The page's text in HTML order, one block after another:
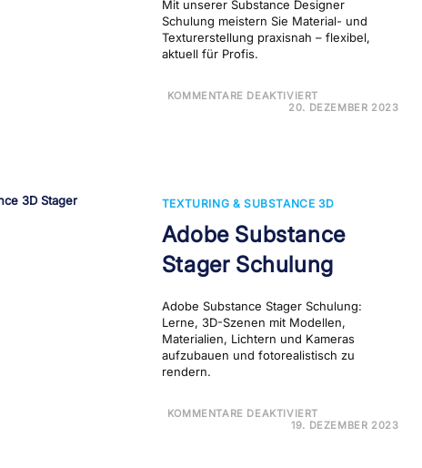
Mit unserer Substance Designer
Schulung meistern Sie Material- und
Texturerstellung praxisnah – flexibel,
aktuell für Profis.
KOMMENTARE DEAKTIVIERTFÜR
ADOBE
20. DEZEMBER 2023
TEXTURING & SUBSTANCE 3D
Adobe Substance
Stager Schulung
Adobe Substance Stager Schulung:
Lerne, 3D-Szenen mit Modellen,
Materialien, Lichtern und Kameras
aufzubauen und fotorealistisch zu
rendern.
KOMMENTARE DEAKTIVIERTFÜR
ADOBE
19. DEZEMBER 2023